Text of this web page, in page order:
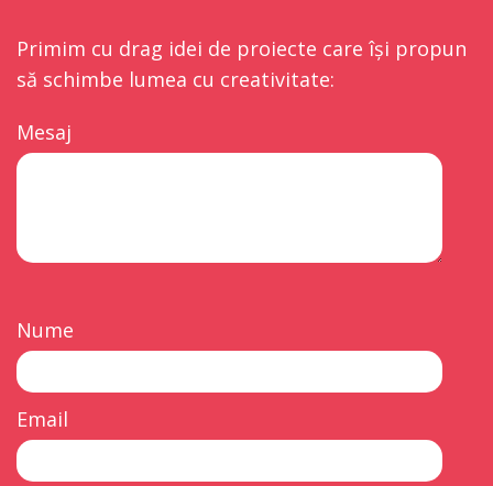
Primim cu drag idei de proiecte care își propun
să schimbe lumea cu creativitate:
Mesaj
Nume
Email